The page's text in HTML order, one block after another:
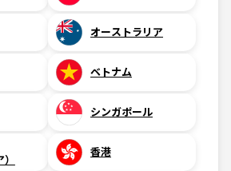
オーストラリア
ベトナム
シンガポール
香港